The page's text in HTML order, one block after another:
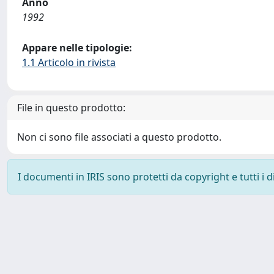
1992
Appare nelle tipologie:
1.1 Articolo in rivista
File in questo prodotto:
Non ci sono file associati a questo prodotto.
I documenti in IRIS sono protetti da copyright e tutti i